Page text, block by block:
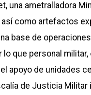
una ametralladora
como artefactos
base de
lo que personal
apoyo de unidades
de Justicia